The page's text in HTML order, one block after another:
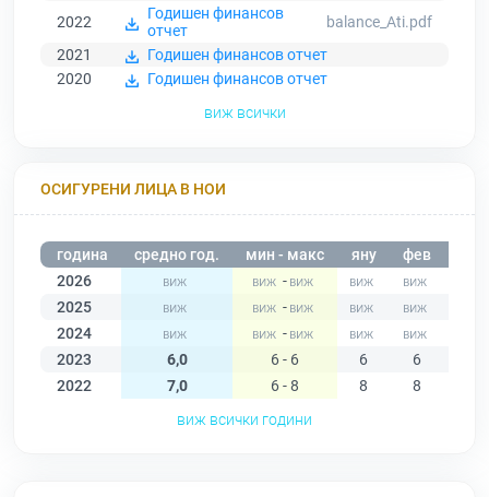
2022
Годишен финансов
отчет
balance_Ati.pdf
2021
Годишен финансов отчет
2020
Годишен финансов отчет
виж всички
ОСИГУРЕНИ ЛИЦА В НОИ
година средно год. мин - макс яну фев
2026
-
2025
-
2024
-
2023
6,0 6 - 6 6 6
2022
7,0 6 - 8 8 8
виж всички години